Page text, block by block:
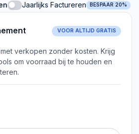
Jaarlijks Factureren BESPAAR 20%
VOOR ALTIJD GRATIS
verkopen zonder kosten. Krijg
om voorraad bij te houden en